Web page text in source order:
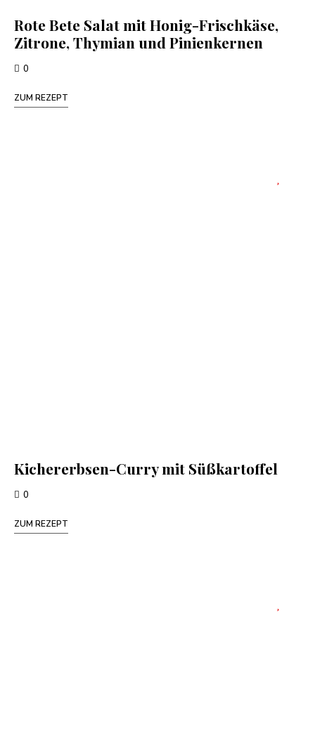
Rote Bete Salat mit Honig-Frischkäse,
Zitrone, Thymian und Pinienkernen
0
ZUM REZEPT
Kichererbsen-Curry mit Süßkartoffel
0
ZUM REZEPT